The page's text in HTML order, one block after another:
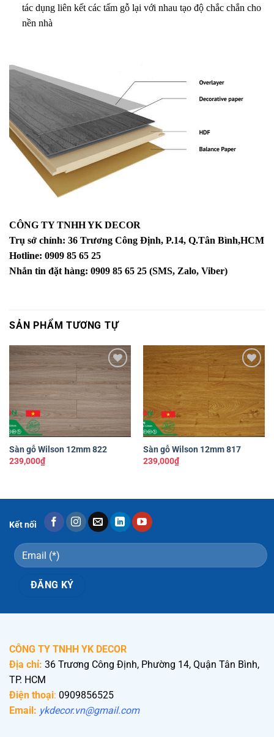
tác dụng liên kết các tấm gỗ lại với nhau tạo độ chắc chắn cho
nền nhà
CÔNG TY TNHH YK DECOR
Trụ sở chính: 36 Trương Công Định, P.14, Q.Tân Bình,HCM
Hotline: 0909 85 65 25
Nhắn tin đặt hàng: 0909 85 65 25 (SMS, Zalo, Viber)
SẢN PHẨM TƯƠNG TỰ
thích
Sàn gỗ Wilson 12mm 822
239,000₫
Yêu
thích
Sàn gỗ Wilson 12mm 817
239,000₫
Kết nối
CÔNG TY TNHH YK DECOR
Địa chỉ: 36 Trương Công Định, Phường 14, Quận Tân Bình,
TP. HCM
Điện thoại: 0909856525
Email: ykdecor.vn@gmail.com